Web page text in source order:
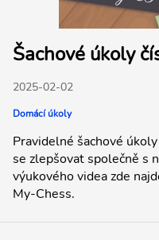
Šachové úkoly
2025-02-02
Domácí úkoly
Pravidelné šachové
se zlepšovat společně s
výukového videa zde
My-Chess.